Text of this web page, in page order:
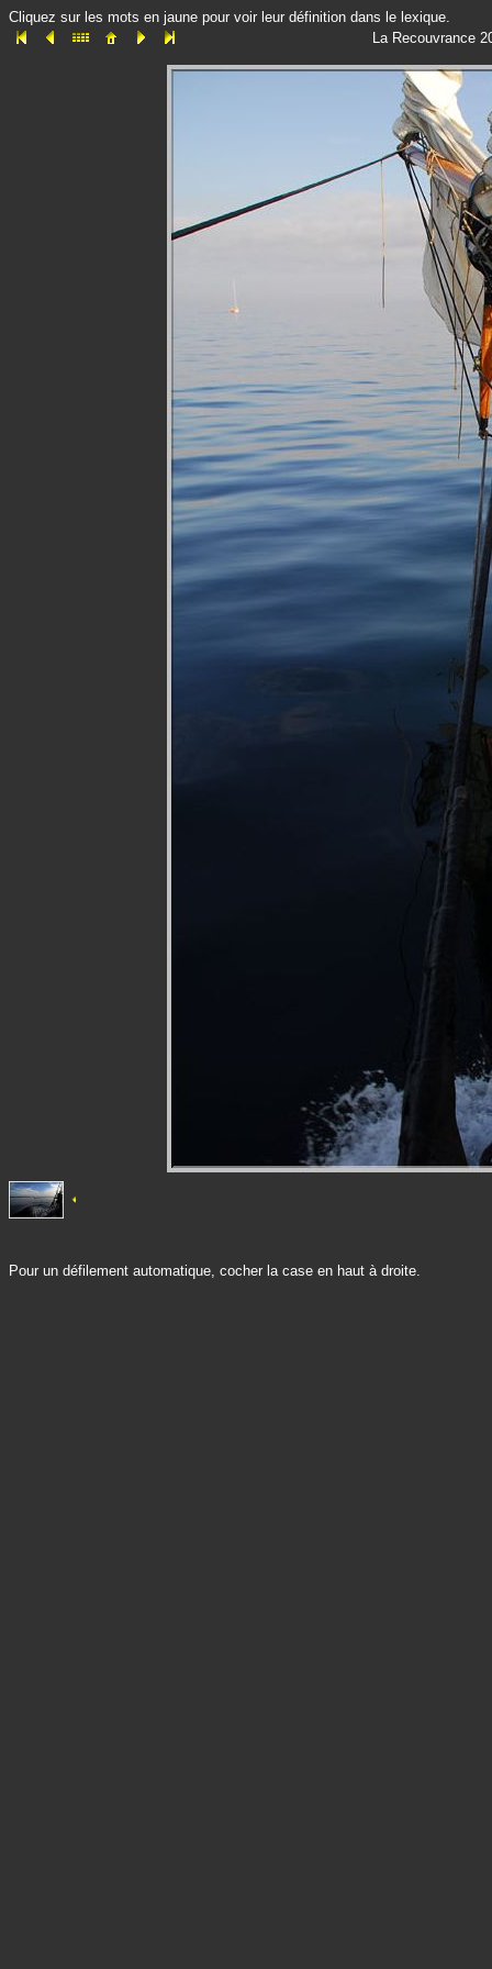
Cliquez sur les mots en jaune pour voir leur définition dans le lexique.
La Recouvrance
Pour un défilement automatique, cocher la case en haut à droite.